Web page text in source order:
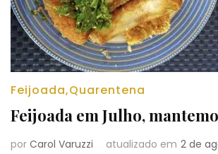
Feijoada,Quarentena
Feijoada em Julho,
por Carol Varuzzi atualizado em 2 de